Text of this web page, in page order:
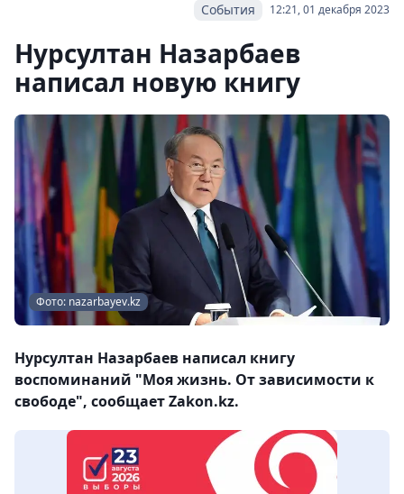
12:21, 01 декабря 2023
События
Нурсултан Назарбаев
написал новую книгу
Фото: nazarbayev.kz
Нурсултан Назарбаев написал книгу
воспоминаний "Моя жизнь. От зависимости к
свободе", сообщает Zakon.kz.